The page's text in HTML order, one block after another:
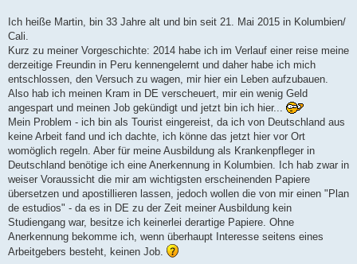
a
Ich heiße Martin, bin 33 Jahre alt und bin seit 21. Mai 2015 in Kolumbien/
Cali.
Kurz zu meiner Vorgeschichte: 2014 habe ich im Verlauf einer reise meine
derzeitige Freundin in Peru kennengelernt und daher habe ich mich
entschlossen, den Versuch zu wagen, mir hier ein Leben aufzubauen.
Also hab ich meinen Kram in DE verscheuert, mir ein wenig Geld
angespart und meinen Job gekündigt und jetzt bin ich hier...
Mein Problem - ich bin als Tourist eingereist, da ich von Deutschland aus
keine Arbeit fand und ich dachte, ich könne das jetzt hier vor Ort
womöglich regeln. Aber für meine Ausbildung als Krankenpfleger in
Deutschland benötige ich eine Anerkennung in Kolumbien. Ich hab zwar in
weiser Voraussicht die mir am wichtigsten erscheinenden Papiere
übersetzen und apostillieren lassen, jedoch wollen die von mir einen "Plan
de estudios" - da es in DE zu der Zeit meiner Ausbildung kein
Studiengang war, besitze ich keinerlei derartige Papiere. Ohne
Anerkennung bekomme ich, wenn überhaupt Interesse seitens eines
Arbeitgebers besteht, keinen Job.